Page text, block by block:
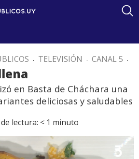
. TELEVISIÓN . CANAL 5 .
en Basta de Cháchara una
deliciosas y saludables
lectura: < 1 minuto